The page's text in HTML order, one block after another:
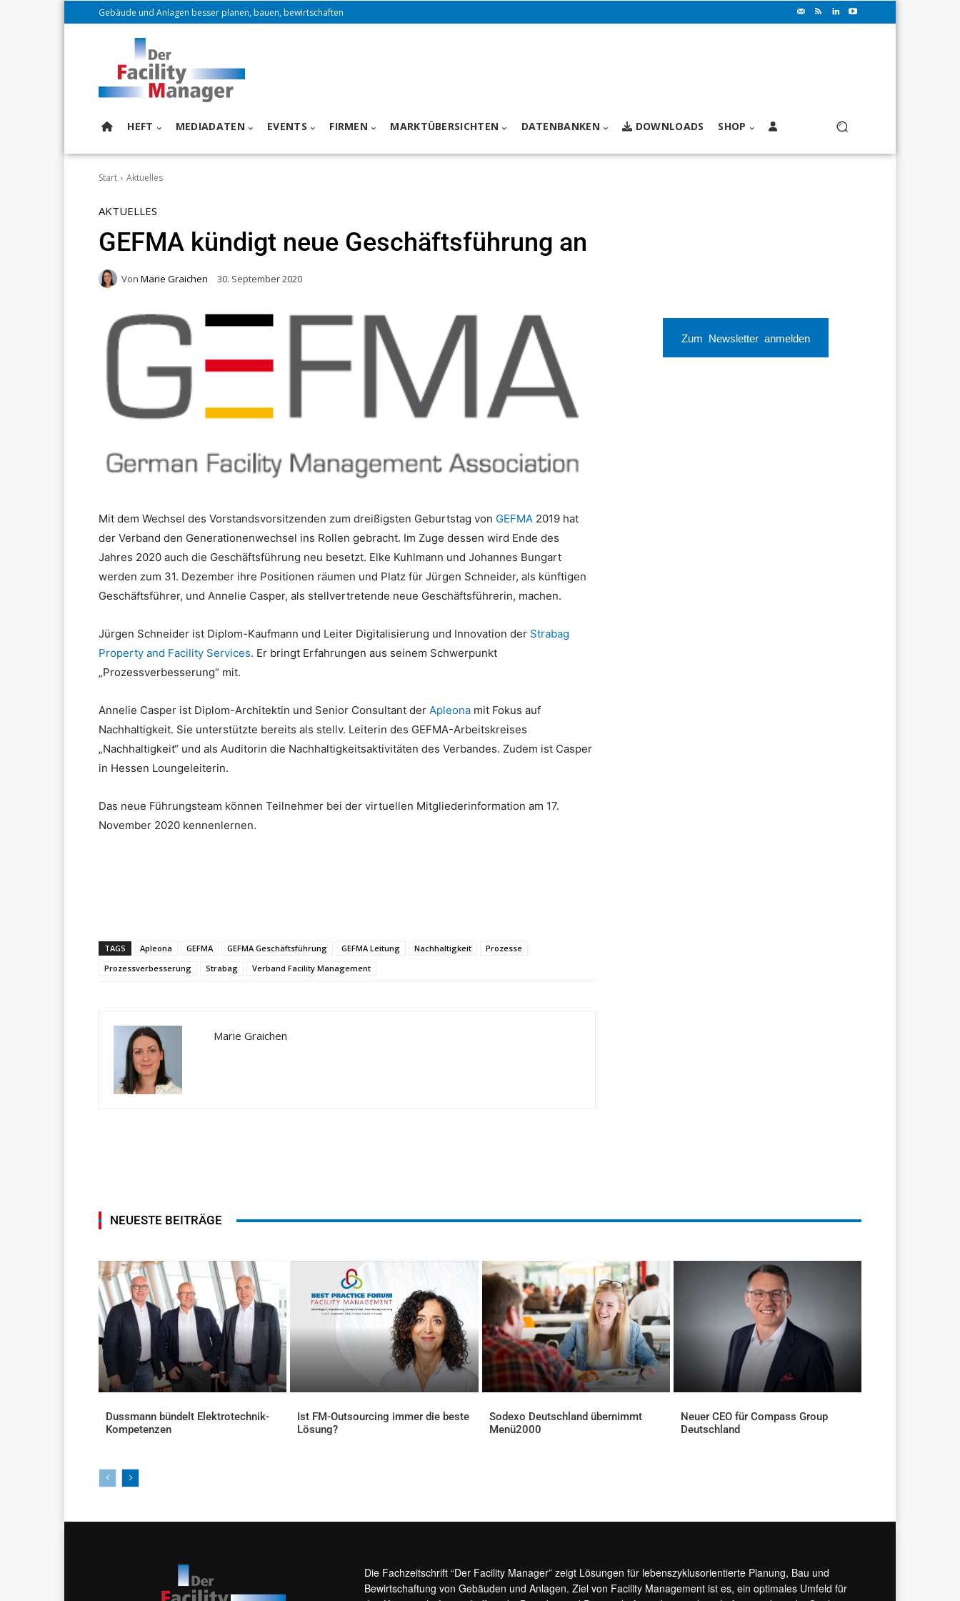
Gebäude und Anlagen besser planen, bauen, bewirtschaften
HEFT MEDIADATEN EVENTS FIRMEN MARKTÜBERSICHTEN DATENBANKEN DOWNLOADS SHOP
Start Aktuelles
AKTUELLES
GEFMA kündigt neue Geschäftsführung an
Von Marie Graichen 30. September 2020
Mit dem Wechsel des Vorstandsvorsitzenden zum dreißigsten Geburtstag von GEFMA 2019 hat
der Verband den Generationenwechsel ins Rollen gebracht. Im Zuge dessen wird Ende des
Jahres 2020 auch die Geschäftsführung neu besetzt. Elke Kuhlmann und Johannes Bungart
werden zum 31. Dezember ihre Positionen räumen und Platz für Jürgen Schneider, als künftigen
Geschäftsführer, und Annelie Casper, als stellvertretende neue Geschäftsführerin, machen.
Jürgen Schneider ist Diplom-Kaufmann und Leiter Digitalisierung und Innovation der Strabag
Property and Facility Services. Er bringt Erfahrungen aus seinem Schwerpunkt
„Prozessverbesserung“ mit.
Annelie Casper ist Diplom-Architektin und Senior Consultant der Apleona mit Fokus auf
Nachhaltigkeit. Sie unterstützte bereits als stellv. Leiterin des GEFMA-Arbeitskreises
„Nachhaltigkeit“ und als Auditorin die Nachhaltigkeitsaktivitäten des Verbandes. Zudem ist Casper
in Hessen Loungeleiterin.
Das neue Führungsteam können Teilnehmer bei der virtuellen Mitgliederinformation am 17.
November 2020 kennenlernen.
TAGS Apleona GEFMA GEFMA Geschäftsführung GEFMA Leitung Nachhaltigkeit
Prozesse
Prozessverbesserung
Strabag Verband Facility Management
Marie Graichen
Zum Newsletter anmelden
NEUESTE BEITRÄGE
Dussmann bündelt Elektrotechnik-
Kompetenzen
Ist FM-Outsourcing immer die beste
Lösung?
Sodexo Deutschland übernimmt
Menü2000
Neuer CEO für Compass Group
Deutschland
Die Fachzeitschrift “Der Facility Manager” zeigt Lösungen für lebenszyklusorientierte Planung, Bau und
Bewirtschaftung von Gebäuden und Anlagen. Ziel von Facility Management ist es, ein optimales Umfeld für